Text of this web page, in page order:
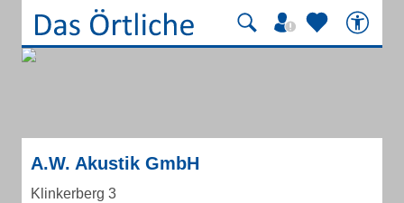
A.W. Akustik GmbH
Klinkerberg 3